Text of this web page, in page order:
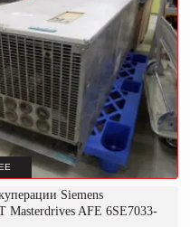
Siemens
Masterdrives AFE 6SE7033-